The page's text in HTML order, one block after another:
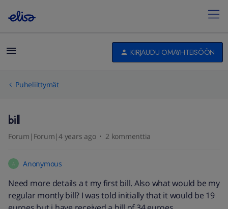
KIRJAUDU OMAYHTEISÖÖN
Puheliittymät
bill
Forum|Forum|4 years ago 2 kommenttia
A Anonymous
Need more details a t my first bill. Also what would be my
regular montly bill? I was told initially that it would be 19